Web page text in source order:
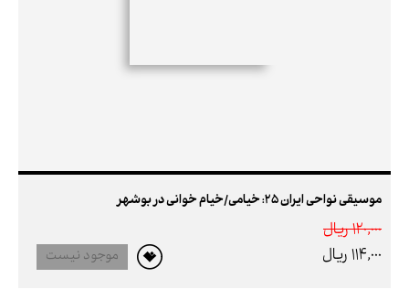
موسیقی نواحی ایران 25: خیامی/خیام خوانی در بوشهر
120,000 ريال
114,000 ريال
موجود نیست